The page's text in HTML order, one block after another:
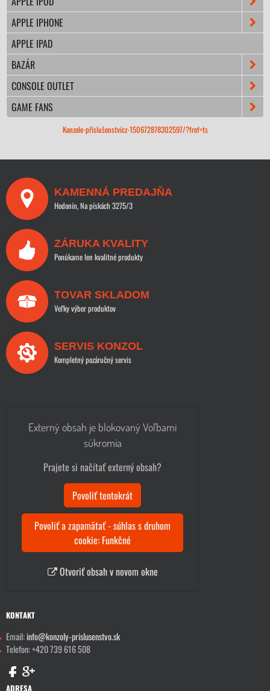
APPLE IPHONE
APPLE IPAD
BAZÁR
CONSOLE OUTLET
GAME FANS
Konzole-příslušenstvícz-150672878302597/?fref=ts
KAMENNÁ PREDAJŇA
Hodonín, Na pískách 3275/3
ZÁRUKA KVALITY
Ponúkame len kvalitné produkty
TOVAR SKLADOM
Veľky výber produktov
SERVIS KONZOL
Kompletný pozáručný servis
Externý obsah je blokovaný Voľbami
súkromia
Prajete si načítať externý obsah?
Povoliť tentokrát
Povoliť a zapamätať - súhlas s druhom
cookie: Funkčné
Otvoriť obsah v novom okne
KONTAKT
Email:info@konzoly-prislusenstvo.sk
Telefon: +420 739 616 508
ADRESA